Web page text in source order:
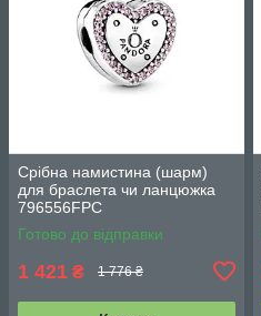
Срібна намистина (шарм)
для браслета чи ланцюжка
796556FPC
Готово до відправки
1 421 ₴ 1 776 ₴